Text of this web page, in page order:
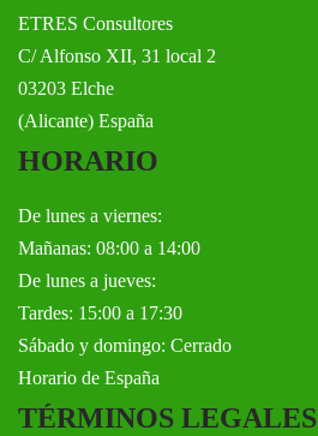
ETRES Consultores
C/ Alfonso XII, 31 local 2
03203 Elche
(Alicante) España
HORARIO
De lunes a viernes:
Mañanas: 08:00 a 14:00
De lunes a jueves:
Tardes: 15:00 a 17:30
Sábado y domingo: Cerrado
Horario de España
TÉRMINOS LEGALES